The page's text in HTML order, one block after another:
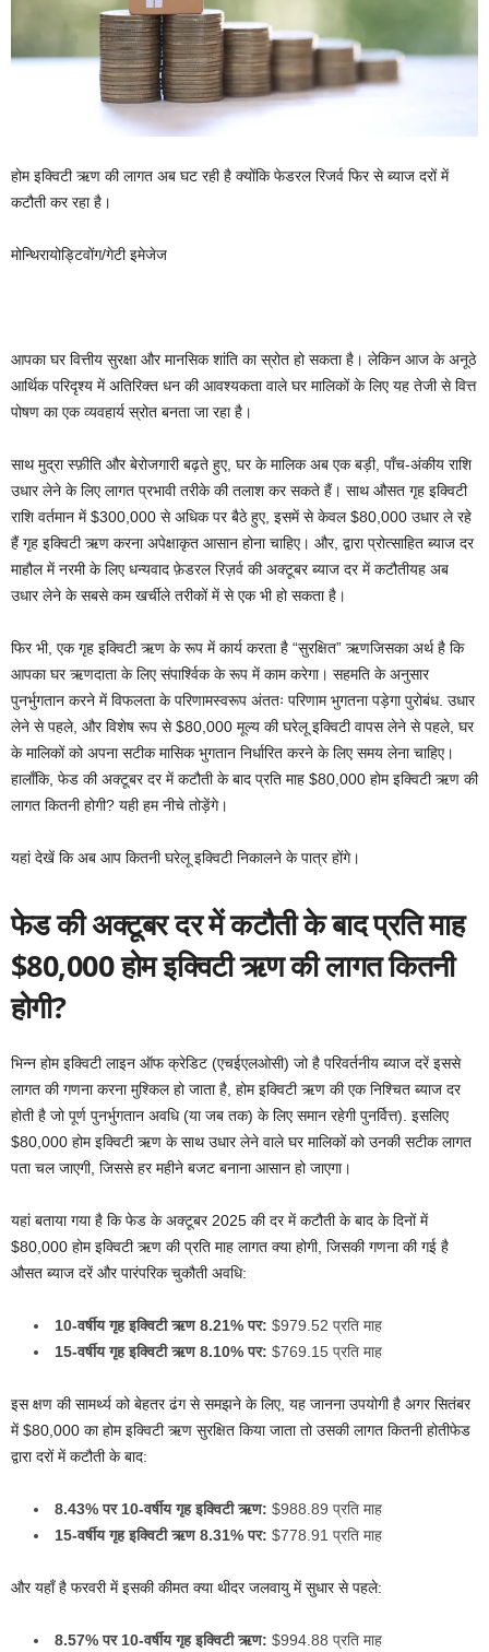
होम इक्विटी ऋण की लागत अब घट रही है क्योंकि फेडरल रिजर्व फिर से ब्याज दरों में
कटौती कर रहा है।
मोन्थिरायोड्टिवोंग/गेटी इमेजेज
आपका घर वित्तीय सुरक्षा और मानसिक शांति का स्रोत हो सकता है। लेकिन आज के अनूठे
आर्थिक परिदृश्य में अतिरिक्त धन की आवश्यकता वाले घर मालिकों के लिए यह तेजी से वित्त
पोषण का एक व्यवहार्य स्रोत बनता जा रहा है।
साथमुद्रा स्फ़ीति औरबेरोजगारीबढ़ते हुए, घर के मालिक अब एक बड़ी, पाँच-अंकीय राशि
उधार लेने के लिए लागत प्रभावी तरीके की तलाश कर सकते हैं। साथऔसत गृह इक्विटी
राशि वर्तमान में $300,000 से अधिक पर बैठे हुए, इसमें से केवल $80,000 उधार ले रहे
हैंगृह इक्विटी ऋण करना अपेक्षाकृत आसान होना चाहिए। और, द्वारा प्रोत्साहित ब्याज दर
माहौल में नरमी के लिए धन्यवाद फ़ेडरल रिज़र्व की अक्टूबर ब्याज दर में कटौतीयह अब
उधार लेने के सबसे कम खर्चीले तरीकों में से एक भी हो सकता है।
फिर भी, एक गृह इक्विटी ऋण के रूप में कार्य करता है “सुरक्षित” ऋणजिसका अर्थ है कि
आपका घर ऋणदाता के लिए संपार्श्विक के रूप में काम करेगा। सहमति के अनुसार
पुनर्भुगतान करने में विफलता के परिणामस्वरूप अंततः परिणाम भुगतना पड़ेगापुरोबंध. उधार
लेने से पहले, और विशेष रूप से $80,000 मूल्य की घरेलू इक्विटी वापस लेने से पहले, घर
के मालिकों को अपना सटीक मासिक भुगतान निर्धारित करने के लिए समय लेना चाहिए।
हालाँकि, फेड की अक्टूबर दर में कटौती के बाद प्रति माह $80,000 होम इक्विटी ऋण की
लागत कितनी होगी? यही हम नीचे तोड़ेंगे।
यहां देखें कि अब आप कितनी घरेलू इक्विटी निकालने के पात्र होंगे।
फेड की अक्टूबर दर में कटौती के बाद प्रति माह
$80,000 होम इक्विटी ऋण की लागत कितनी
होगी?
भिन्न होम इक्विटी लाइन ऑफ क्रेडिट (एचईएलओसी) जो है परिवर्तनीय ब्याज दरेंइससे
लागत की गणना करना मुश्किल हो जाता है, होम इक्विटी ऋण की एक निश्चित ब्याज दर
होती है जो पूर्ण पुनर्भुगतान अवधि (या जब तक) के लिए समान रहेगीपुनर्वित्त). इसलिए
$80,000 होम इक्विटी ऋण के साथ उधार लेने वाले घर मालिकों को उनकी सटीक लागत
पता चल जाएगी, जिससे हर महीने बजट बनाना आसान हो जाएगा।
यहां बताया गया है कि फेड के अक्टूबर 2025 की दर में कटौती के बाद के दिनों में
$80,000 होम इक्विटी ऋण की प्रति माह लागत क्या होगी, जिसकी गणना की गई है
औसत ब्याज दरेंऔर पारंपरिक चुकौती अवधि:
10-वर्षीय गृह इक्विटी ऋण 8.21% पर: $979.52 प्रति माह
15-वर्षीय गृह इक्विटी ऋण 8.10% पर: $769.15 प्रति माह
इस क्षण की सामर्थ्य को बेहतर ढंग से समझने के लिए, यह जानना उपयोगी है अगर सितंबर
में $80,000 का होम इक्विटी ऋण सुरक्षित किया जाता तो उसकी लागत कितनी होतीफेड
द्वारा दरों में कटौती के बाद:
8.43% पर 10-वर्षीय गृह इक्विटी ऋण: $988.89 प्रति माह
15-वर्षीय गृह इक्विटी ऋण 8.31% पर: $778.91 प्रति माह
और यहाँ है फरवरी में इसकी कीमत क्या थीदर जलवायु में सुधार से पहले:
8.57% पर 10-वर्षीय गृह इक्विटी ऋण: $994.88 प्रति माह